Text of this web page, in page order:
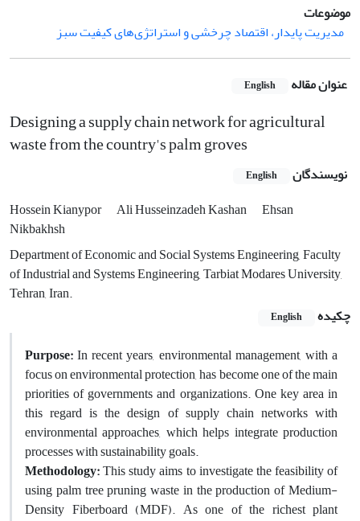
موضوعات
مدیریت پایدار، اقتصاد چرخشی و استراتژی‌های کیفیت سبز
عنوان مقاله English
Designing a supply chain network for agricultural
waste from the country's palm groves
نویسندگان English
Hossein Kianypor Ali Husseinzadeh Kashan
Ehsan
Nikbakhsh
Department of Economic and Social Systems Engineering, Faculty
of Industrial and Systems Engineering, Tarbiat Modares University,
Tehran, Iran.
چکیده
English
Purpose:In recent years, environmental management, with a
focus on environmental protection, has become one of the main
priorities of governments and organizations. One key area in
this regard is the design of supply chain networks with
environmental approaches, which helps integrate production
processes with sustainability goals.
Methodology:This study aims to investigate the feasibility of
using palm tree pruning waste in the production of Medium-
Density Fiberboard (MDF). As one of the richest plant